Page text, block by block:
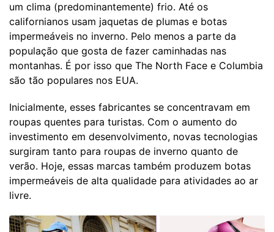
um clima (predominantemente) frio. Até os
californianos usam jaquetas de plumas e botas
impermeáveis ​​no inverno. Pelo menos a parte da
população que gosta de fazer caminhadas nas
montanhas. É por isso que The North Face e Columbia
são tão populares nos EUA.
Inicialmente, esses fabricantes se concentravam em
roupas quentes para turistas. Com o aumento do
investimento em desenvolvimento, novas tecnologias
surgiram tanto para roupas de inverno quanto de
verão. Hoje, essas marcas também produzem botas
impermeáveis ​​de alta qualidade para atividades ao ar
livre.